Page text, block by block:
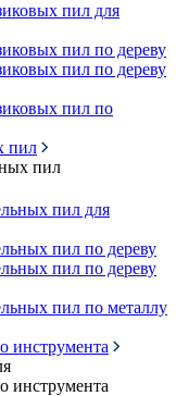
пил для
пил по дереву
пил по дереву
пил по
пил
пил
пил для
пил по дереву
пил по дереву
пил по металлу
инструмента
инструмента